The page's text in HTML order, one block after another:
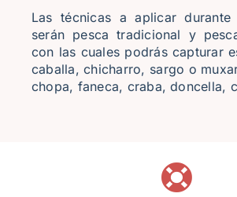
Las técnicas a aplicar durante
serán pesca tradicional y
con las cuales podrás capturar
caballa, chicharro, sargo o
chopa, faneca, craba, doncella,